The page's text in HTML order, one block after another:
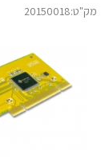
מק"ט:20150018